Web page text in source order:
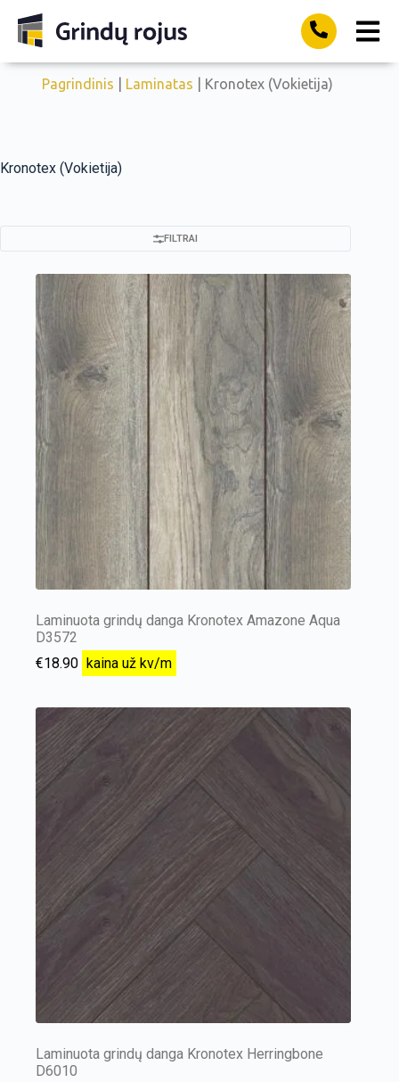
Pagrindinis Laminatas | Kronotex (Vokietija)
Kronotex (Vokietija)
FILTRAI
Laminuota grindų danga Kronotex Amazone Aqua
D3572
€18.90 kaina už kv/m
Laminuota grindų danga Kronotex Herringbone
D6010